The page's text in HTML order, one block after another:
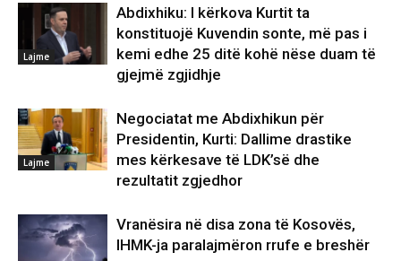
Lajme
Abdixhiku: I kërkova Kurtit ta
konstituojë Kuvendin sonte, më pas i
kemi edhe 25 ditë kohë nëse duam të
gjejmë zgjidhje
Lajme
Negociatat me Abdixhikun për
Presidentin, Kurti: Dallime drastike
mes kërkesave të LDK’së dhe
rezultatit zgjedhor
Vranësira në disa zona të Kosovës,
IHMK-ja paralajmëron rrufe e breshër